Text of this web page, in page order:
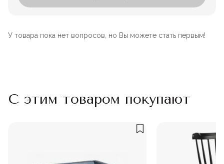
У товара пока нет вопросов, но Вы можете стать первым!
С этим товаром покупают